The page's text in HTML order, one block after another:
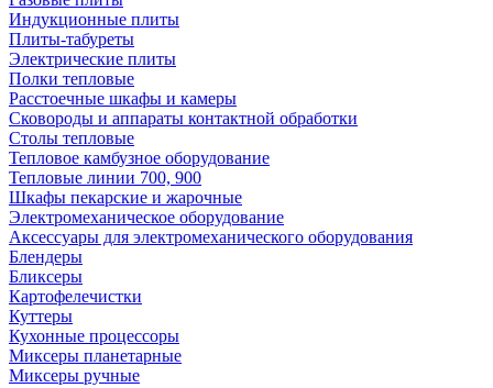
Индукционные плиты
Плиты-табуреты
Электрические плиты
Полки тепловые
Расстоечные шкафы и камеры
Сковороды и аппараты контактной обработки
Столы тепловые
Тепловое камбузное оборудование
Тепловые линии 700, 900
Шкафы пекарские и жарочные
Электромеханическое оборудование
Аксессуары для электромеханического оборудования
Блендеры
Бликсеры
Картофелечистки
Куттеры
Кухонные процессоры
Миксеры планетарные
Миксеры ручные